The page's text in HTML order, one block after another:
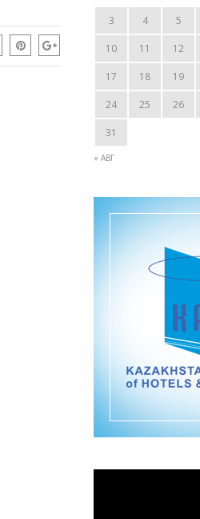
3 4 5
10 11 12
17 18 19
24 25 26
31
« АВГ